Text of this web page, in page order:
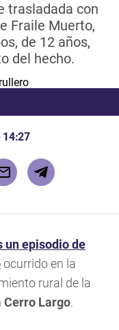
trasladada con
Fraile Muerto,
de 12 años,
del hecho.
14:27
un episodio de
ocurrido en la
rural de la
Cerro Largo.